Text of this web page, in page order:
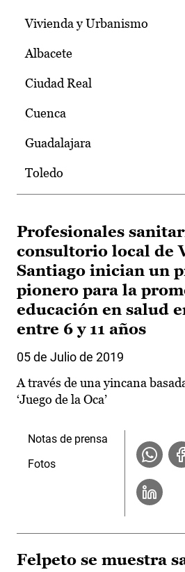
Vivienda y Urbanismo
Albacete
Ciudad Real
Cuenca
Guadalajara
Toledo
Profesionales
consultorio local de
Santiago inician un
pionero para la
educación en salud
entre 6 y 11 años
05 de Julio de 2019
A través de una yincana
‘Juego de la Oca’
Notas de prensa
Fotos
Felpeto se muestra